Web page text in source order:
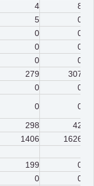
4
8
5
0
0
0
0
0
0
0
279
307
0
0
0
0
298
42
1406
1626
199
0
0
0